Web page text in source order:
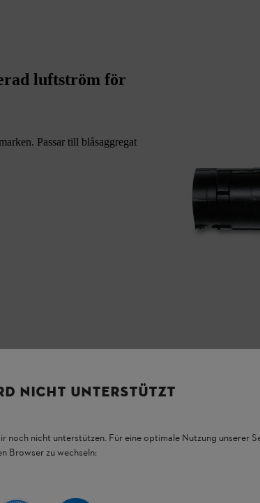
luftström för
Passar till blåsaggregat
NICHT UNTERSTÜTZT
noch nicht unterstützen. Für eine optimale Nutzung unserer
Browser zu wechseln: